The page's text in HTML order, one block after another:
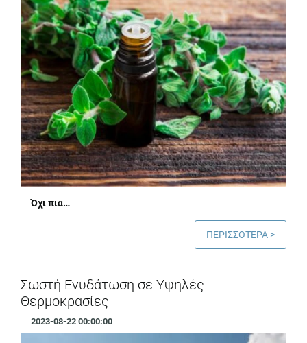
Όχι πια…
ΠΕΡΙΣΣΟΤΕΡΑ >
Σωστή Ενυδάτωση σε Υψηλές
Θερμοκρασίες
2023-08-22 00:00:00